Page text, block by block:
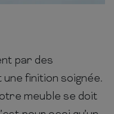
par des
finition soignée.
meuble se doit